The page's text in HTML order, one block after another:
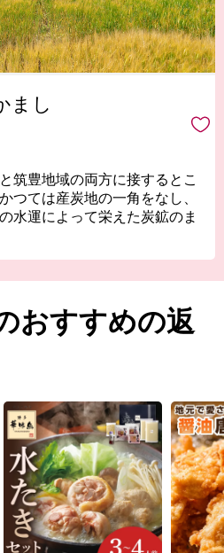
まし
筑豊地域の両方に接するとこ
つては産炭地の一角をなし、
水運によって栄えた炭鉱のま
共存しています。
年を迎え、中間市は遠賀川と
した。世界遺産「遠賀川水源
州最大の中州である自然豊か
を活用したまちづくりを進め
平方キロメートルの小さなま
できることを、みんなで取り
ます。中間市が「今」頑張っ
ださい。
おすすめの返